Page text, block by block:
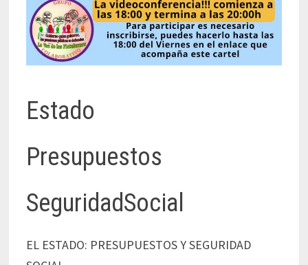
Estado
Presupuestos
SeguridadSocial
EL ESTADO: PRESUPUESTOS Y SEGURIDAD